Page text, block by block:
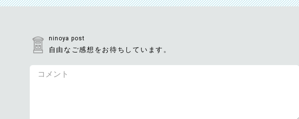
ninoya post
自由なご感想をお待ちしています。